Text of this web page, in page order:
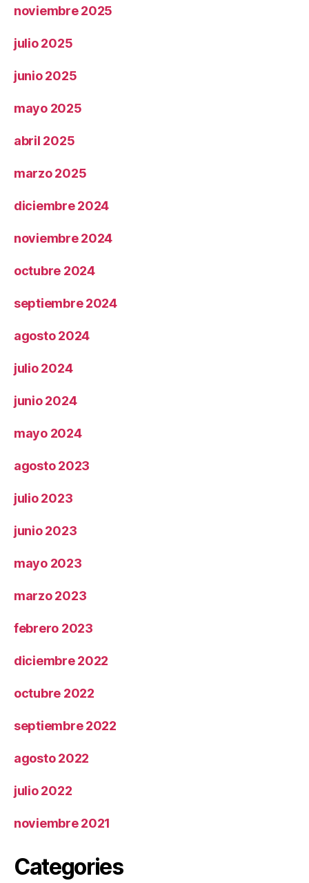
noviembre 2025
julio 2025
junio 2025
mayo 2025
abril 2025
marzo 2025
diciembre 2024
noviembre 2024
octubre 2024
septiembre 2024
agosto 2024
julio 2024
junio 2024
mayo 2024
agosto 2023
julio 2023
junio 2023
mayo 2023
marzo 2023
febrero 2023
diciembre 2022
octubre 2022
septiembre 2022
agosto 2022
julio 2022
noviembre 2021
Categories